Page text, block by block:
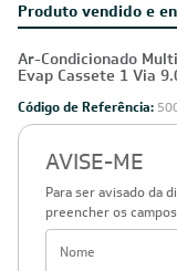
Produto vendido e
Ar-Condicionado
Evap Cassete 1 Via
Código de Referência:
AVISE-ME
Para ser avisado da
preencher os